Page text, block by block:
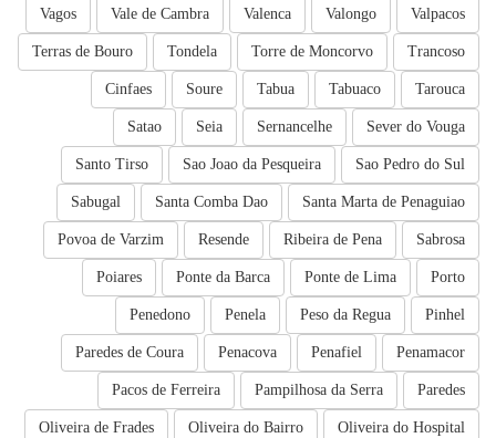
Valpacos
Valongo
Valenca
Vale de Cambra
Vagos
Trancoso
Torre de Moncorvo
Tondela
Terras de Bouro
Tarouca
Tabuaco
Tabua
Soure
Cinfaes
Sever do Vouga
Sernancelhe
Seia
Satao
Sao Pedro do Sul
Sao Joao da Pesqueira
Santo Tirso
Santa Marta de Penaguiao
Santa Comba Dao
Sabugal
Sabrosa
Ribeira de Pena
Resende
Povoa de Varzim
Porto
Ponte de Lima
Ponte da Barca
Poiares
Pinhel
Peso da Regua
Penela
Penedono
Penamacor
Penafiel
Penacova
Paredes de Coura
Paredes
Pampilhosa da Serra
Pacos de Ferreira
Oliveira do Hospital
Oliveira do Bairro
Oliveira de Frades